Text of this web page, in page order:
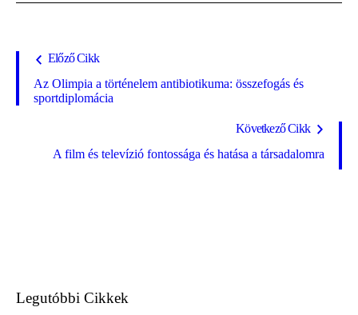
Előző Cikk
Az Olimpia a történelem antibiotikuma: összefogás és
sportdiplomácia
Következő Cikk
A film és televízió fontossága és hatása a társadalomra
Legutóbbi Cikkek